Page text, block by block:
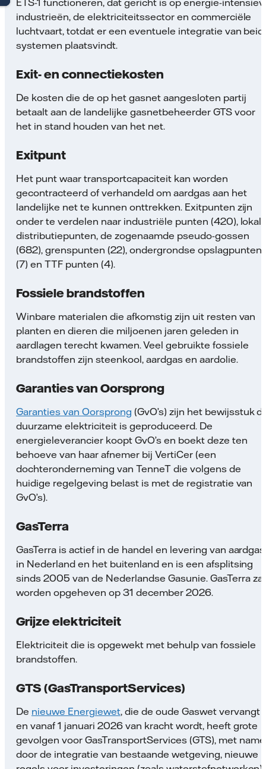
ETS-1 functioneren, dat gericht is op energie-
industrieën, de elektriciteits­sector en commerciële
luchtvaart, totdat er een eventuele integratie van
systemen plaatsvindt.
Exit- en connectiekosten
De kosten die de op het gasnet aangesloten partij
betaalt aan de landelijke gasnetbeheerder GTS voor
het in stand houden van het net.
Exitpunt
Het punt waar transportcapaciteit kan worden
gecontracteerd of verhandeld om aardgas aan het
landelijke net te kunnen onttrekken. Exitpunten zijn
onder te verdelen naar industriële punten (420),
distributiepunten, de zogenaamde pseudo-gossen
(682), grenspunten (22), ondergrondse opslagpunten
(7) en TTF punten (4).
Fossiele brandstoffen
Winbare materialen die afkomstig zijn uit resten van
planten en dieren die miljoenen jaren geleden in
aardlagen terecht kwamen. Veel gebruikte fossiele
brandstoffen zijn steenkool, aardgas en aardolie.
Garanties van Oorsprong
Garanties van Oorsprong (GvO’s) zijn het bewijsstuk
duurzame elektriciteit is geproduceerd. De
energieleverancier koopt GvO’s en boekt deze ten
behoeve van haar afnemer bij VertiCer (een
dochteronderneming van TenneT die volgens de
huidige regelgeving belast is met de registratie van
GvO’s).
GasTerra
GasTerra is actief in de handel en levering van aardgas
in Nederland en het buitenland en is een afsplitsing
sinds 2005 van de Nederlandse Gasunie. GasTerra zal
worden opgeheven op 31 december 2026.
Grijze elektriciteit
Elektriciteit die is opgewekt met behulp van fossiele
brandstoffen.
GTS (GasTransportServices)
De nieuwe Energiewet, die de oude Gaswet vervangt
en vanaf 1 januari 2026 van kracht wordt, heeft grote
gevolgen voor GasTransportServices (GTS), met name
door de integratie van bestaande wetgeving, nieuwe